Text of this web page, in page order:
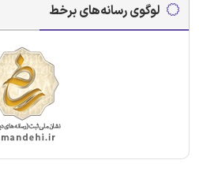
لوگوی رسانه‌های برخط